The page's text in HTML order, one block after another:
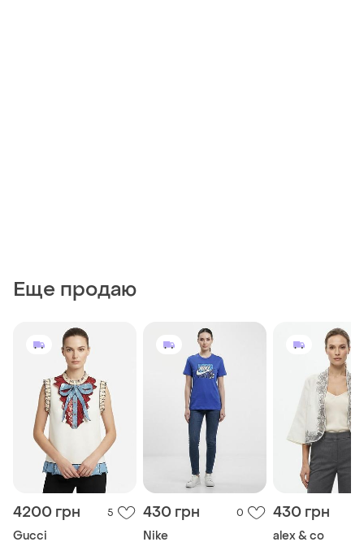
Еще продаю
4200 грн 5
Gucci
430 грн 0
Nike
430 грн
alex & co